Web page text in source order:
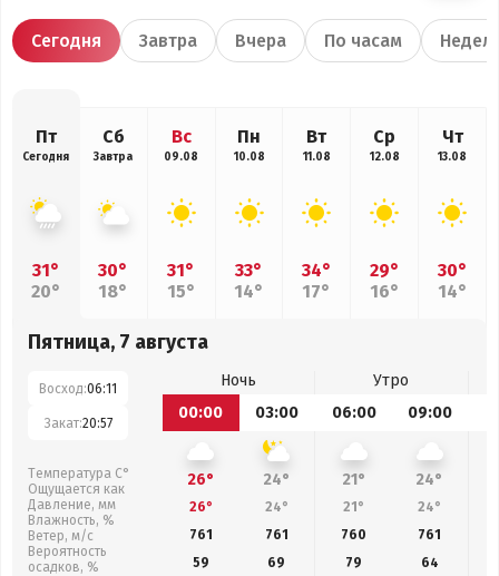
Сегодня Завтра Вчера По часам
Пт
Сегодня
31°
20°
Сб
Завтра
30°
18°
Вс
09.08
31°
15°
Пн
10.08
33°
14°
Вт
11.08
34°
17°
Ср
12.08
29°
16°
Чт
13.08
30°
14°
Пятница, 7 августа
Восход:06:11
Закат:20:57
Температура С°
Ощущается как
Давление, мм
Влажность, %
Ветер, м/с
Вероятность
осадков, %
Ночь
Утро
00:00
03:00 06:00 09:00
26° 24° 21° 24°
26° 24° 21° 24°
761
761 760 761
59
69 79 64